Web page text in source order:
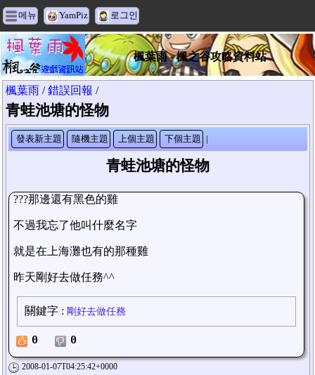
메뉴 YamPiz 로그인
楓葉雨 - 楓之谷攻略資料站
楓葉雨 /錯誤回報 /
青蛙池塘的怪物
發表新主題 隨機主題 上個主題 下個主題 |
青蛙池塘的怪物
???那邊還有黑色的雞
不過我忘了他叫什麼名字
就是在上海灘也有的那種雞
昨天剛好去做任務^^
關鍵字 : 剛好去做任務
0 0
2008-01-07T04:25:42+0000